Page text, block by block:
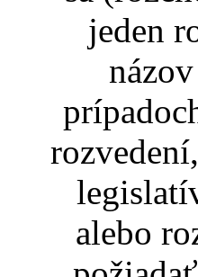
jeden
alebo